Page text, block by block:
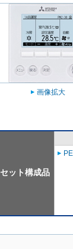
画像拡大
セット構成品